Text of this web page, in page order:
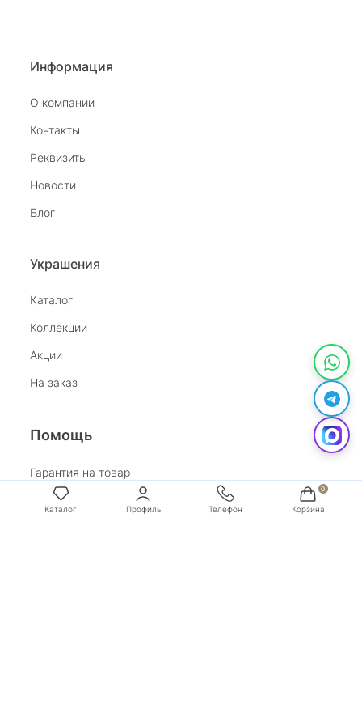
Информация
О компании
Контакты
Реквизиты
Новости
Блог
Украшения
Каталог
Коллекции
Акции
На заказ
Помощь
Гарантия на товар
Возврат
Каталог Профиль Телефон Корзина